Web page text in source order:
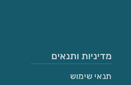
מדיניות ותנאים
תנאי שימוש